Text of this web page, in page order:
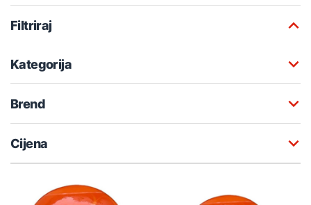
Filtriraj
Kategorija
Brend
Cijena